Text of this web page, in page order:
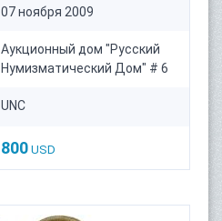
07 ноября 2009
Аукционный дом "Русский
Нумизматический Дом" # 6
UNC
800 USD